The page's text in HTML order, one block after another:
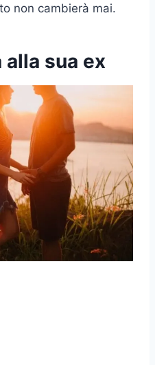
non cambierà mai.
alla sua ex